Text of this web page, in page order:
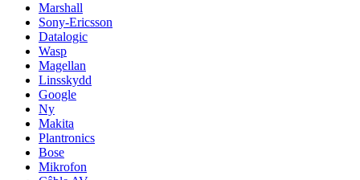
Marshall
Sony-Ericsson
Datalogic
Wasp
Magellan
Linsskydd
Google
Ny
Makita
Plantronics
Bose
Mikrofon